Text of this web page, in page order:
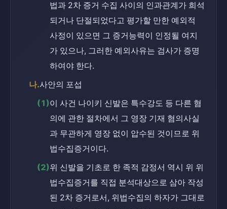
법과 2차 증거 수집 사이의 인과관계가 희석
되거나 단절되었다고 평가할 만한 예외적
사정이 있으면 그 증거능력이 인정될 여지
가 있으나, 그러한 예외사유는 검사가 증명
하여야 한다.
나.사안의 포섭
(1)이 사건 나이키 신발은 특수강도 등 다른 혐
의에 관한 절차에서 그 영장 기재 혐의사실
과 무관하게 영장 없이 압수된 것이므로 위
법수집증거이다.
(2)위 신발을 기초로 한 족적 감정서 역시 위 위
법수집증거를 직접 분석대상으로 삼아 작성
된 2차 증거로서, 위법수집의 하자가 그대로